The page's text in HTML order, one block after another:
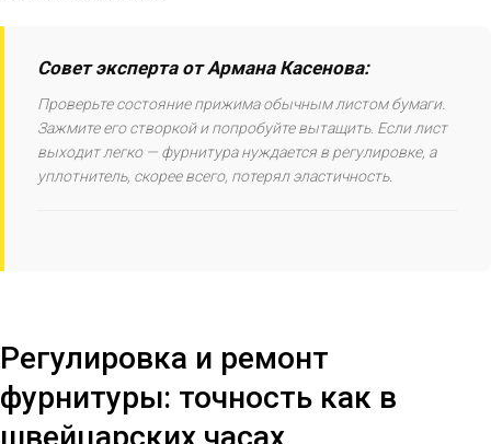
Совет эксперта от Армана Касенова:
Проверьте состояние прижима обычным листом бумаги.
Зажмите его створкой и попробуйте вытащить. Если лист
выходит легко — фурнитура нуждается в регулировке, а
уплотнитель, скорее всего, потерял эластичность.
Регулировка и ремонт
фурнитуры: точность как в